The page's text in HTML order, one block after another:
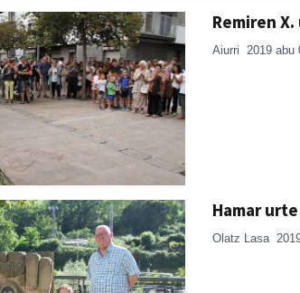
Remiren
Aiurri 2019 abu
Hamar
Olatz Lasa